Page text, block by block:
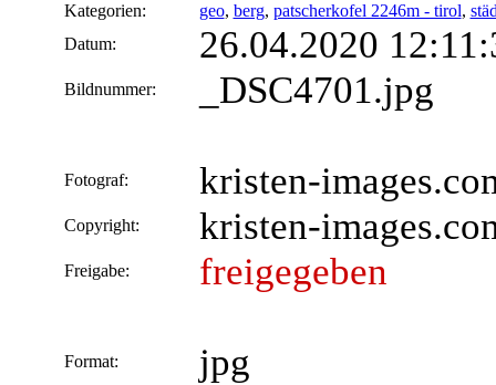
Kategorien: geo, berg, patscherkofel 2246m - tirol,
Datum:
26.04.2020
Bildnummer: _DSC4701.jpg
Fotograf: kristen-
Copyright: kristen-
Freigabe: freigegeben
Format: jpg